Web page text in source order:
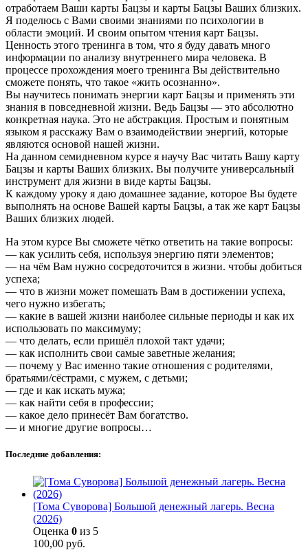
отработаем Ваши карты Бацзы и карты Бацзы Ваших близких.
Я поделюсь с Вами своими знаниями по психологии в
области эмоций. И своим опытом чтения карт Бацзы.
Ценность этого тренинга в том, что я буду давать много
информации по анализу внутреннего мира человека. В
процессе прохождения моего тренинга Вы действительно
сможете понять, что такое «жить осознанно».
Вы научитесь понимать энергии карт Бацзы и применять эти
знания в повседневной жизни. Ведь Бацзы — это абсолютно
конкретная наука. Это не абстракция. Простым и понятным
языком я расскажу Вам о взаимодействии энергий, которые
являются основой нашей жизни.
На данном семидневном курсе я научу Вас читать Вашу карту
Бацзы и карты Ваших близких. Вы получите универсальный
инструмент для жизни в виде карты Бацзы.
К каждому уроку я даю домашнее задание, которое Вы будете
выполнять на основе Вашей карты Бацзы, а так же карт Бацзы
Ваших близких людей.
На этом курсе Вы сможете чётко ответить на такие вопросы:
— как усилить себя, используя энергию пяти элементов;
— на чём Вам нужно сосредоточится в жизни. чтобы добиться
успеха;
— что в жизни может помешать Вам в достижении успеха,
чего нужно избегать;
— какие в вашей жизни наиболее сильные периоды и как их
использовать по максимуму;
— что делать, если пришёл плохой такт удачи;
— как исполнить свои самые заветные желания;
— почему у Вас именно такие отношения с родителями,
братьями/сёстрами, с мужем, с детьми;
— где и как искать мужа;
— как найти себя в профессии;
— какое дело принесёт Вам богатство.
— и многие другие вопросы…
Последние добавления:
[Тома Суворова] Большой денежный лагерь. Весна
(2026)
Оценка 0 из 5
100,00 руб.